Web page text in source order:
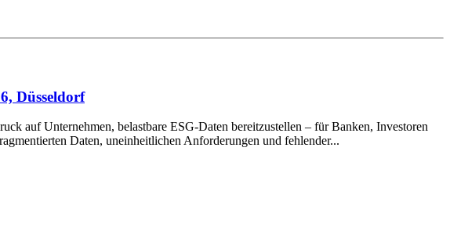
Düsseldorf
auf Unternehmen, belastbare ESG-Daten bereitzustellen – für Banken, Investoren
Daten, uneinheitlichen Anforderungen und fehlender...